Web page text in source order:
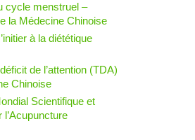
cycle menstruel –
la Médecine Chinoise
à la diététique
de l’attention (TDA)
Chinoise
Scientifique et
l’Acupuncture